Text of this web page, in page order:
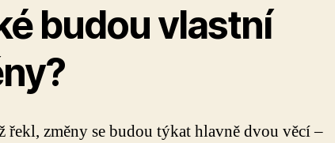
budou vlastní
řekl, změny se budou týkat hlavně dvou věcí –